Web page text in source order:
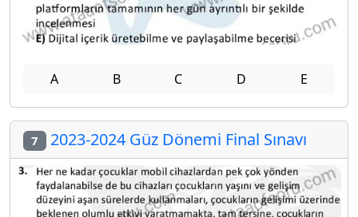
A B C D E
7 2023-2024 Güz Dönemi Final Sınavı